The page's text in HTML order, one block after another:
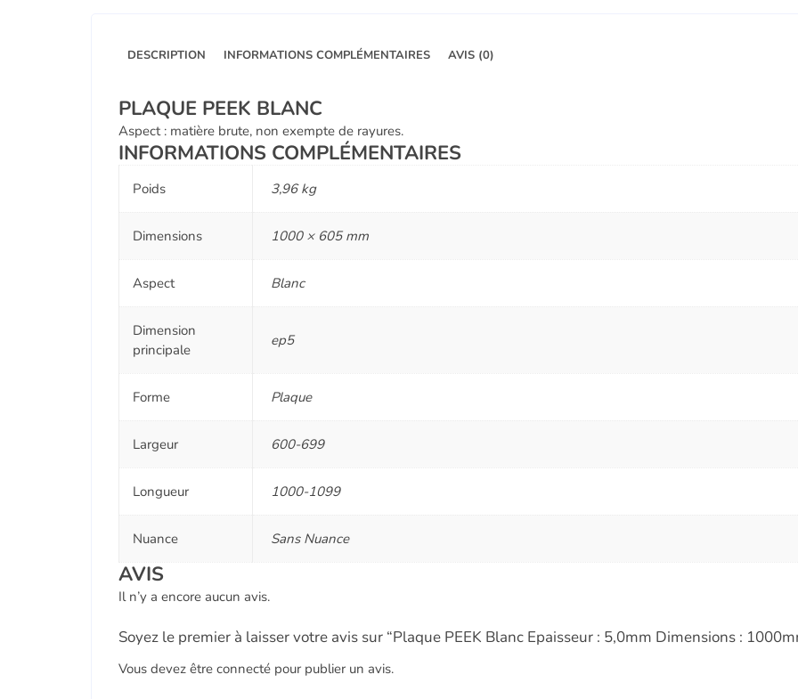
DESCRIPTION INFORMATIONS COMPLÉMENTAIRES AVIS (0)
PLAQUE PEEK BLANC
Aspect : matière brute, non exempte de rayures.
INFORMATIONS COMPLÉMENTAIRES
Poids 3,96 kg
Dimensions 1000 × 605 mm
Aspect Blanc
Dimension
principale
ep5
Forme Plaque
Largeur 600-699
Longueur 1000-1099
Nuance Sans Nuance
AVIS
Il n’y a encore aucun avis.
Soyez le premier à laisser votre avis sur “Plaque PEEK Blanc Epaisseur : 5,0mm Dimensions :
Vous devez être connecté pour publier un avis.